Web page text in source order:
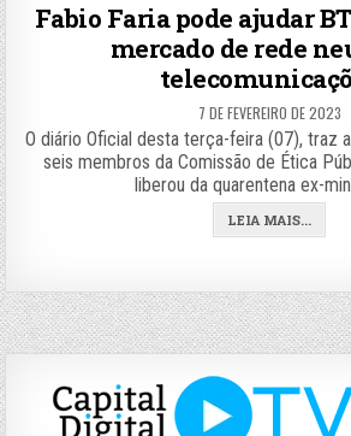
Fabio Faria pode ajudar
mercado de rede
7 DE FEVEREIRO DE 2023
O diário Oficial desta terça-feira (07), traz
seis membros da Comissão de Ética
liberou da quarentena ex-
LEIA MAIS...